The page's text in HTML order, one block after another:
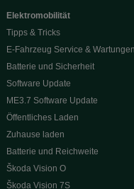
Elektromobilität
Tipps & Tricks
E-Fahrzeug Service & Wartungen
Batterie und Sicherheit
Software Update
ME3.7 Software Update
Öffentliches Laden
Zuhause laden
Batterie und Reichweite
Škoda Vision O
Škoda Vision 7S